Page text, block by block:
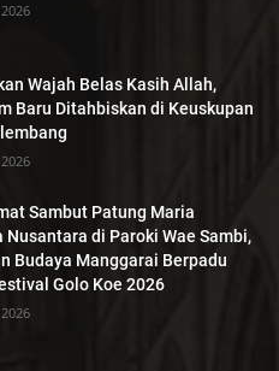
Wajah Belas Kasih Allah,
Baru Ditahbiskan di Keuskupan
Sambut Patung Maria
Nusantara di Paroki Wae Sambi,
Budaya Manggarai Berpadu
Golo Koe 2026